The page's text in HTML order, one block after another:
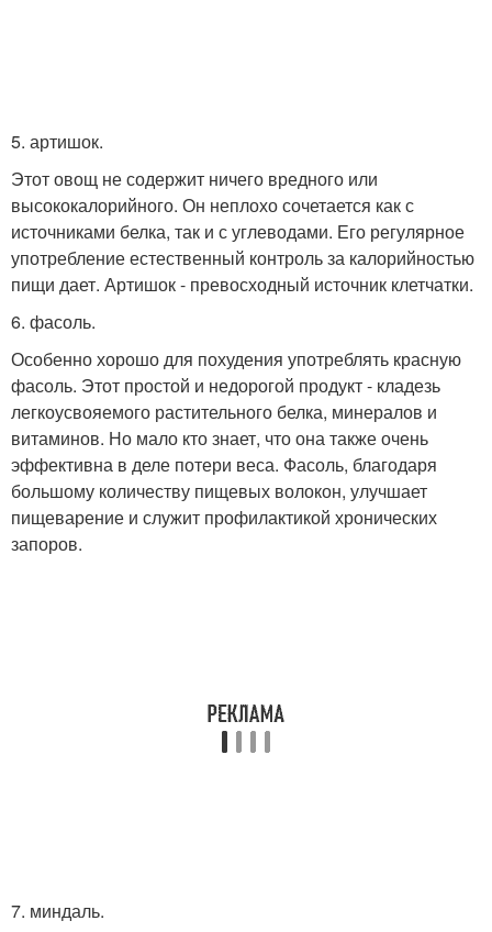
5. артишок.
Этот овощ не содержит ничего вредного или
высококалорийного. Он неплохо сочетается как с
источниками белка, так и с углеводами. Его регулярное
употребление естественный контроль за калорийностью
пищи дает. Артишок - превосходный источник клетчатки.
6. фасоль.
Особенно хорошо для похудения употреблять красную
фасоль. Этот простой и недорогой продукт - кладезь
легкоусвояемого растительного белка, минералов и
витаминов. Но мало кто знает, что она также очень
эффективна в деле потери веса. Фасоль, благодаря
большому количеству пищевых волокон, улучшает
пищеварение и служит профилактикой хронических
запоров.
7. миндаль.